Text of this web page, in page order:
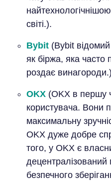
світі.).
Bybit(Bybit відомий
як біржа, яка часто
роздає
OKX(OKX в першу
користувача. Вони
максимальну
OKX дуже добре
того, у OKX є
безпечного